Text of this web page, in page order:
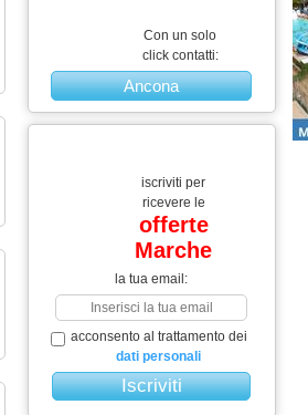
Con un solo
click contatti:
Ancona
iscriviti per
ricevere le
offerte
Marche
la tua email:
acconsento al trattamento dei
dati personali